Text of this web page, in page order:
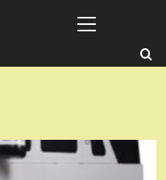
меню